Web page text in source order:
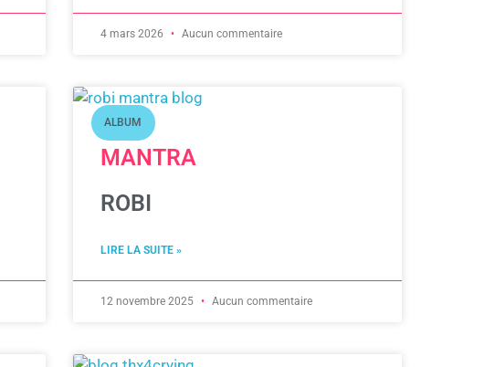
4 mars 2026 Aucun commentaire
ALBUM
MANTRA
ROBI
LIRE LA SUITE »
12 novembre 2025 Aucun commentaire